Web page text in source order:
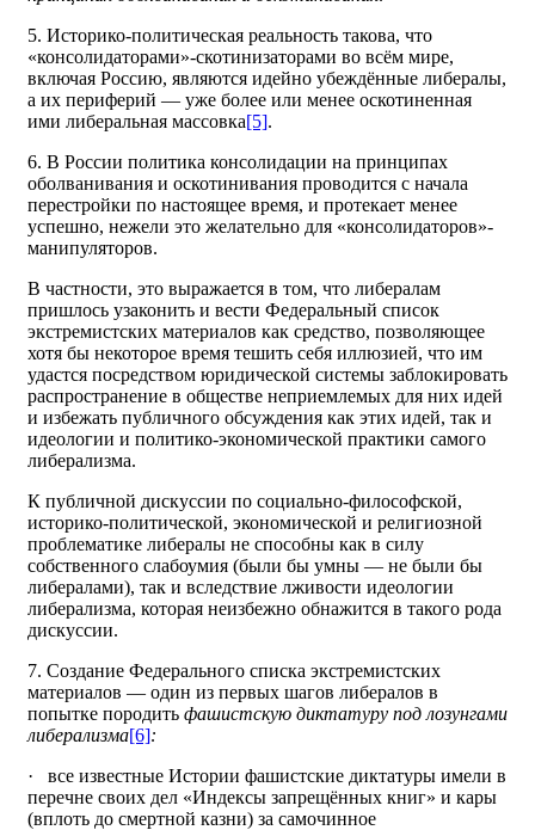
5. Историко-политическая реальность такова, что
«консолидаторами»-скотинизаторами во всём мире,
включая Россию, являются идейно убеждённые либералы,
а их периферий — уже более или менее оскотиненная
ими либеральная массовка[5].
6. В России политика консолидации на принципах
оболванивания и оскотинивания проводится с начала
перестройки по настоящее время, и протекает менее
успешно, нежели это желательно для «консолидаторов»-
манипуляторов.
В частности, это выражается в том, что либералам
пришлось узаконить и вести Федеральный список
экстремистских материалов как средство, позволяющее
хотя бы некоторое время тешить себя иллюзией, что им
удастся посредством юридической системы заблокировать
распространение в обществе неприемлемых для них идей
и избежать публичного обсуждения как этих идей, так и
идеологии и политико-экономической практики самого
либерализма.
К публичной дискуссии по социально-философской,
историко-политической, экономической и религиозной
проблематике либералы не способны как в силу
собственного слабоумия (были бы умны — не были бы
либералами), так и вследствие лживости идеологии
либерализма, которая неизбежно обнажится в такого рода
дискуссии.
7. Создание Федерального списка экстремистских
материалов — один из первых шагов либералов в
попытке породить фашистскую диктатуру под лозунгами
либерализма[6]:
· все известные Истории фашистские диктатуры имели в
перечне своих дел «Индексы запрещённых книг» и кары
(вплоть до смертной казни) за самочинное